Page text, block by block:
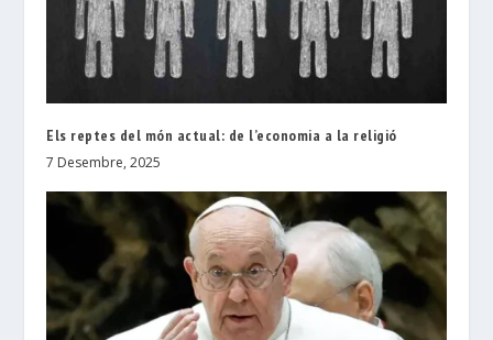
Els reptes del món actual: de l’economia a la religió
7 Desembre, 2025